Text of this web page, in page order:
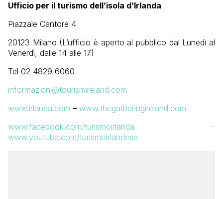
Ufficio per il turismo dell’isola d’Irlanda
Piazzale Cantore 4
20123 Milano (L’ufficio è aperto al pubblico dal Lunedì al
Venerdì, dalle 14 alle 17)
Tel 02 4829 6060
informazioni@tourismireland.com
www.irlanda.com – www.thegatheringireland.com
www.facebook.com/turismoirlanda –
www.youtube.com/turismoirlandese